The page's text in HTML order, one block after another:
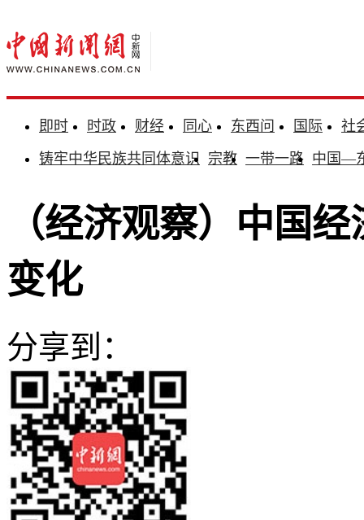
即时 时政 财经 同心 东西问 国际
社
铸牢中华民族共同体意识 宗教 一带一路 中国—
（经济观察）中国
变化
分享到：